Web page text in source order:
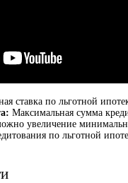
ставка по льготной
Максимальная сумма
увеличение
по льготной